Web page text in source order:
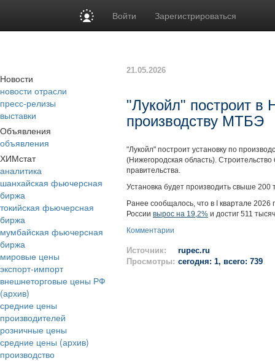
Войти Зарегистрироваться
Новости
новости отрасли
пресс-релизы
выставки
Объявления
объявления
ХИМстат
аналитика
шанхайская фьючерсная
биржа
токийская фьючерсная
биржа
мумбайская фьючерсная
биржа
мировые цены
экспорт-импорт
внешнеторговые цены РФ
(архив)
средние цены
производителей
розничные цены
средние цены (архив)
производство
21.05.2026
"Лукойл" построит в
производству МТБЭ
"Лукойл" построит установку по
(Нижегородская область).
правительства.
Установка будет производить свыше
Ранее сообщалось, что в I квартале
России вырос на 19,2% и достиг 511
Комментарии
Источник:
rupec.ru
Просмотры: сегодня: 1, всего: 739